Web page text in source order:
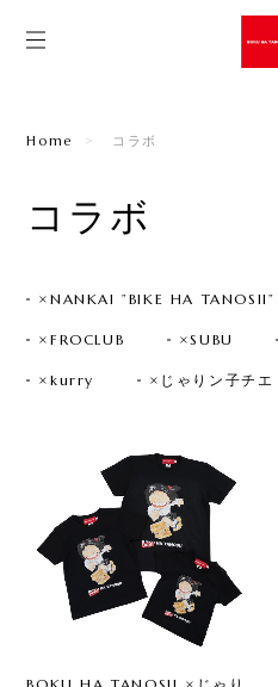
Home コラボ
コラボ
×NANKAI ”BIKE HA TANOSII”
×FROCLUB ×SUBU
×kurry ×じゃりン子チエ